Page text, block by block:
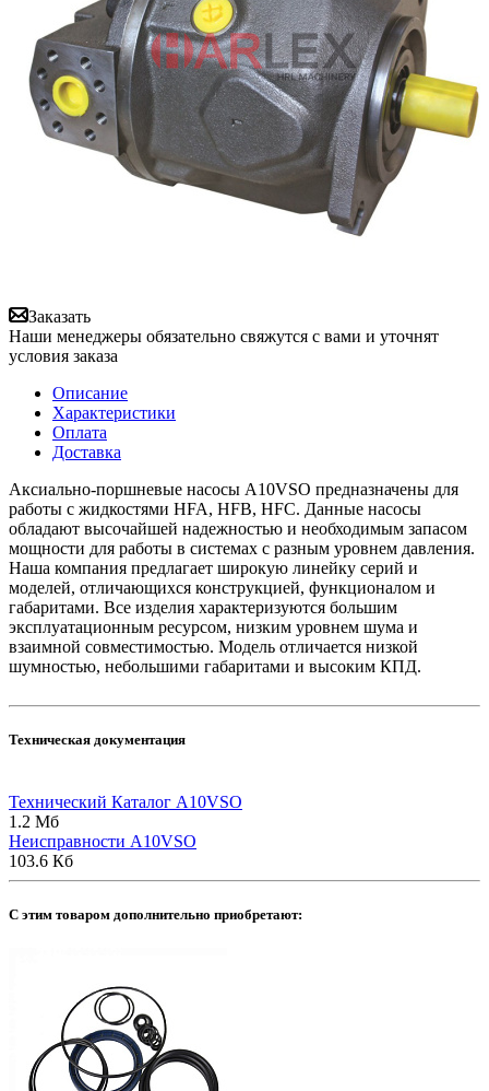
Заказать
Наши менеджеры обязательно свяжутся с вами и уточнят
условия заказа
Описание
Характеристики
Оплата
Доставка
Аксиально-поршневые насосы A10VSO предназначены для
работы с жидкостями HFA, HFB, HFC. Данные насосы
обладают высочайшей надежностью и необходимым запасом
мощности для работы в системах с разным уровнем давления.
Наша компания предлагает широкую линейку серий и
моделей, отличающихся конструкцией, функционалом и
габаритами. Все изделия характеризуются большим
эксплуатационным ресурсом, низким уровнем шума и
взаимной совместимостью. Модель отличается низкой
шумностью, небольшими габаритами и высоким КПД.
Техническая документация
Технический Каталог A10VSO
1.2 Мб
Неисправности A10VSO
103.6 Кб
C этим товаром дополнительно приобретают: